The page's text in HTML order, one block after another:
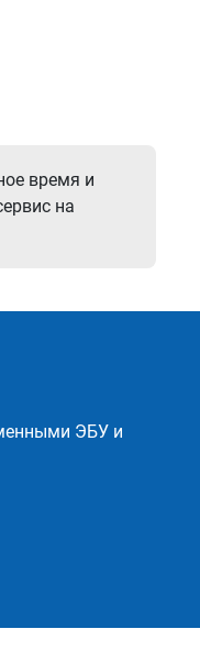
время и
на
ЭБУ и